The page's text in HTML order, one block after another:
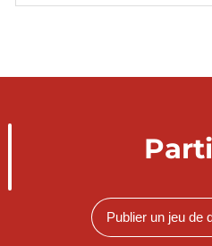
Publier un jeu de